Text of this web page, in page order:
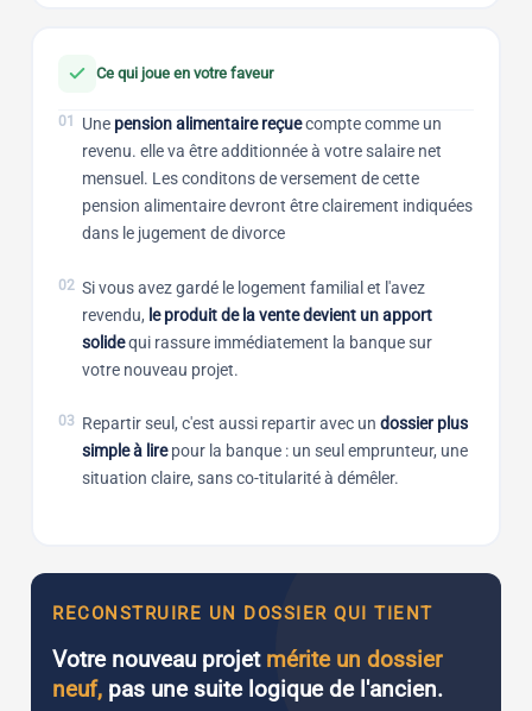
Ce qui joue en votre faveur
01 Une pension alimentaire reçuecompte comme un
revenu. elle va être additionnée à votre salaire net
mensuel. Les conditons de versement de cette
pension alimentaire devront être clairement indiquées
dans le jugement de divorce
02 Si vous avez gardé le logement familial et l'avez
revendu, le produit de la vente devient un apport
solidequi rassure immédiatement la banque sur
votre nouveau projet.
03 Repartir seul, c'est aussi repartir avec undossier plus
simple à lirepour la banque : un seul emprunteur, une
situation claire, sans co-titularité à démêler.
RECONSTRUIRE UN DOSSIER QUI TIENT
Votre nouveau projet mérite un dossier
neuf, pas une suite logique de l'ancien.